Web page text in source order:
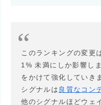
このランキングの変更
1% 未満にしか影響し
をかけて強化していき
シグナルは 良質なコン
他のシグナルほどウェ